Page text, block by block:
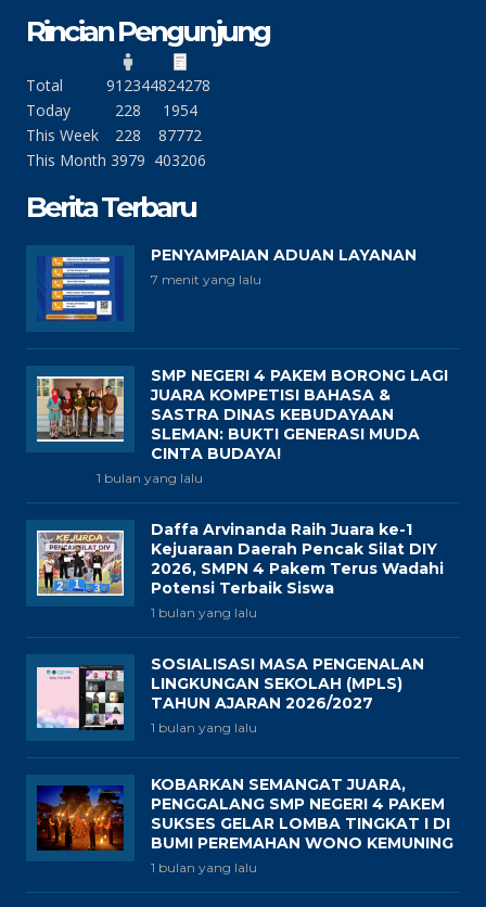
Rincian Pengunjung
Total 912344824278
Today
228
1954
This Week
228
87772
This Month 3979 403206
Berita Terbaru
PENYAMPAIAN ADUAN LAYANAN
7 menit yang lalu
SMP NEGERI 4 PAKEM BORONG LAGI
JUARA KOMPETISI BAHASA &
SASTRA DINAS KEBUDAYAAN
SLEMAN: BUKTI GENERASI MUDA
CINTA BUDAYA!
1 bulan yang lalu
Daffa Arvinanda Raih Juara ke-1
Kejuaraan Daerah Pencak Silat DIY
2026, SMPN 4 Pakem Terus Wadahi
Potensi Terbaik Siswa
1 bulan yang lalu
SOSIALISASI MASA PENGENALAN
LINGKUNGAN SEKOLAH (MPLS)
TAHUN AJARAN 2026/2027
1 bulan yang lalu
KOBARKAN SEMANGAT JUARA,
PENGGALANG SMP NEGERI 4 PAKEM
SUKSES GELAR LOMBA TINGKAT I DI
BUMI PEREMAHAN WONO KEMUNING
1 bulan yang lalu